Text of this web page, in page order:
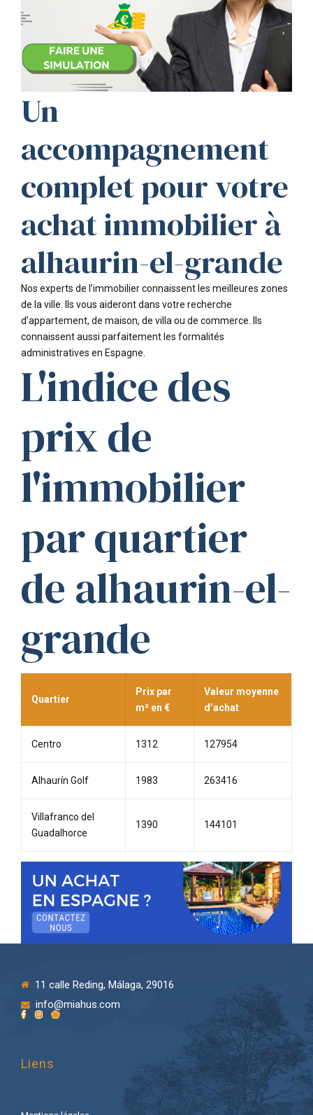
Un
accompagnement
complet pour votre
achat immobilier à
alhaurin-el-grande
Nos experts de l’immobilier connaissent les meilleures zones
de la ville. Ils vous aideront dans votre recherche
d’appartement, de maison, de villa ou de commerce. Ils
connaissent aussi parfaitement les formalités
administratives en Espagne.
L'indice des
prix de
l'immobilier
par quartier
de alhaurin-el-
grande
Quartier
Prix par
m² en €
Valeur moyenne
d’achat
Centro 1312 127954
Alhaurín Golf 1983 263416
Villafranco del
Guadalhorce
1390 144101
11 calle Reding, Málaga, 29016
info@miahus.com
Liens